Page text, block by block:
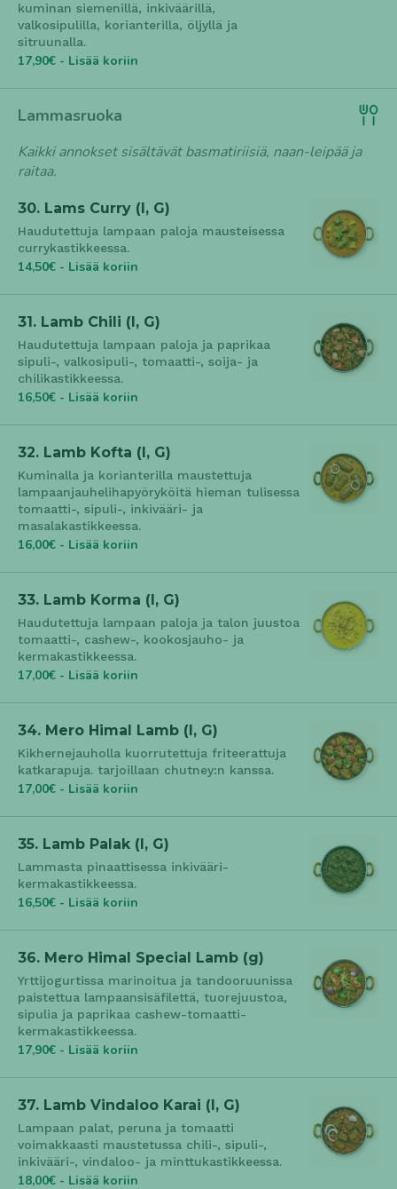
kuminan siemenillä, inkiväärillä,
valkosipulilla, korianterilla, öljyllä ja
sitruunalla.
17,90€ - Lisää koriin
Lammasruoka
Kaikki annokset sisältävät basmatiriisiä, naan-leipää ja
raitaa.
30. Lams Curry (l, G)
Haudutettuja lampaan paloja mausteisessa
currykastikkeessa.
14,50€ - Lisää koriin
31. Lamb Chili (l, G)
Haudutettuja lampaan paloja ja paprikaa
sipuli-, valkosipuli-, tomaatti-, soija- ja
chilikastikkeessa.
16,50€ - Lisää koriin
32. Lamb Kofta (l, G)
Kuminalla ja korianterilla maustettuja
lampaanjauhelihapyöryköitä hieman tulisessa
tomaatti-, sipuli-, inkivääri- ja
masalakastikkeessa.
16,00€ - Lisää koriin
33. Lamb Korma (l, G)
Haudutettuja lampaan paloja ja talon juustoa
tomaatti-, cashew-, kookosjauho- ja
kermakastikkeessa.
17,00€ - Lisää koriin
34. Mero Himal Lamb (l, G)
Kikhernejauholla kuorrutettuja friteerattuja
katkarapuja. tarjoillaan chutney:n kanssa.
17,00€ - Lisää koriin
35. Lamb Palak (l, G)
Lammasta pinaattisessa inkivääri-
kermakastikkeessa.
16,50€ - Lisää koriin
36. Mero Himal Special Lamb (g)
Yrttijogurtissa marinoitua ja tandooruunissa
paistettua lampaansisäfilettä, tuorejuustoa,
sipulia ja paprikaa cashew-tomaatti-
kermakastikkeessa.
17,90€ - Lisää koriin
37. Lamb Vindaloo Karai (l, G)
Lampaan palat, peruna ja tomaatti
voimakkaasti maustetussa chili-, sipuli-,
inkivääri-, vindaloo- ja minttukastikkeessa.
18,00€ - Lisää koriin